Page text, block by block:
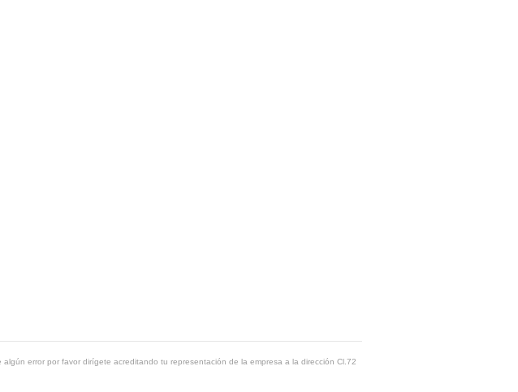
error por favor dirígete acreditando tu representación de la empresa a la dirección Cl.72